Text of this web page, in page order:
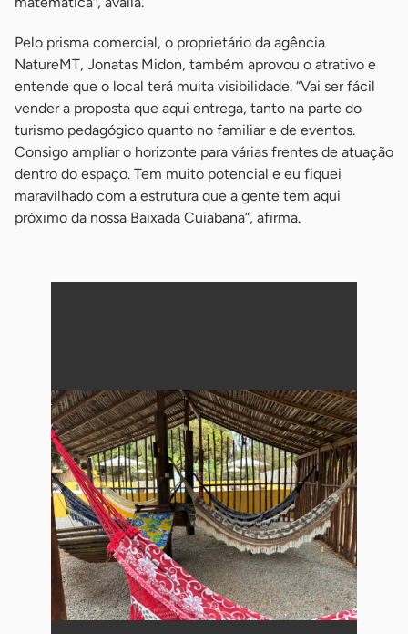
Pelo prisma comercial, o proprietário da agência
NatureMT, Jonatas Midon, também aprovou o atrativo e
entende que o local terá muita visibilidade. “Vai ser fácil
vender a proposta que aqui entrega, tanto na parte do
turismo pedagógico quanto no familiar e de eventos.
Consigo ampliar o horizonte para várias frentes de atuação
dentro do espaço. Tem muito potencial e eu fiquei
maravilhado com a estrutura que a gente tem aqui
próximo da nossa Baixada Cuiabana”, afirma.